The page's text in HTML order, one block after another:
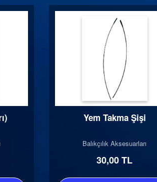
Yem Takma Şişi
Balıkçılık Aksesuarları
30,00 TL